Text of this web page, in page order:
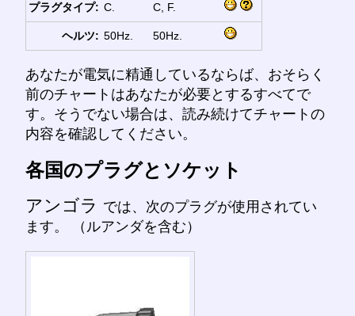
プラグタイプ: C. C, F.
ヘルツ: 50Hz. 50Hz.
あなたが電気に精通しているならば、おそらく
前のチャートはあなたが必要とするすべてで
す。そうでない場合は、読み続けてチャートの
内容を確認してください。
各国のプラグとソケット
アンゴラ では、次のプラグが使用されてい
ます。 （ルアンダを含む）